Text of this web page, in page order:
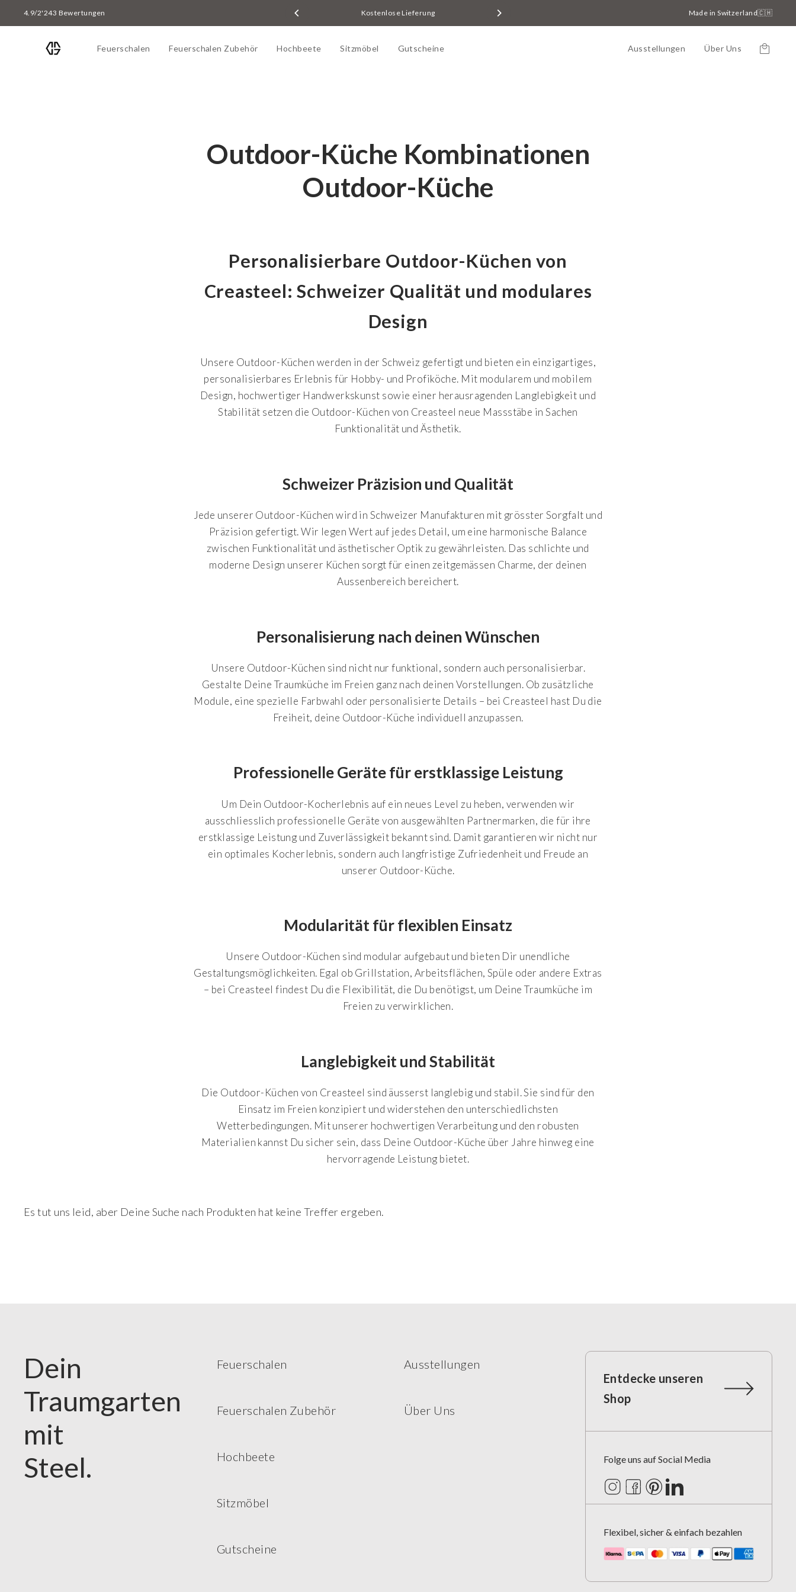
Direkt
zum
4.9/2'243 Bewertungen Kostenlose Lieferung Made in Switzerland🇨🇭
Feuerschalen Feuerschalen Zubehör Hochbeete Sitzmöbel Gutscheine Ausstellungen Über Uns
Outdoor-Küche Kombinationen
Outdoor-Küche
Personalisierbare Outdoor-Küchen von
Creasteel: Schweizer Qualität und modulares
Design
Unsere Outdoor-Küchen werden in der Schweiz gefertigt und bieten ein einzigartiges,
personalisierbares Erlebnis für Hobby- und Profiköche. Mit modularem und mobilem
Design, hochwertiger Handwerkskunst sowie einer herausragenden Langlebigkeit und
Stabilität setzen die Outdoor-Küchen von Creasteel neue Massstäbe in Sachen
Funktionalität und Ästhetik.
Schweizer Präzision und Qualität
Jede unserer Outdoor-Küchen wird in Schweizer Manufakturen mit grösster Sorgfalt und
Präzision gefertigt. Wir legen Wert auf jedes Detail, um eine harmonische Balance
zwischen Funktionalität und ästhetischer Optik zu gewährleisten. Das schlichte und
moderne Design unserer Küchen sorgt für einen zeitgemässen Charme, der deinen
Aussenbereich bereichert.
Personalisierung nach deinen Wünschen
Unsere Outdoor-Küchen sind nicht nur funktional, sondern auch personalisierbar.
Gestalte Deine Traumküche im Freien ganz nach deinen Vorstellungen. Ob zusätzliche
Module, eine spezielle Farbwahl oder personalisierte Details – bei Creasteel hast Du die
Freiheit, deine Outdoor-Küche individuell anzupassen.
Professionelle Geräte für erstklassige Leistung
Um Dein Outdoor-Kocherlebnis auf ein neues Level zu heben, verwenden wir
ausschliesslich professionelle Geräte von ausgewählten Partnermarken, die für ihre
erstklassige Leistung und Zuverlässigkeit bekannt sind. Damit garantieren wir nicht nur
ein optimales Kocherlebnis, sondern auch langfristige Zufriedenheit und Freude an
unserer Outdoor-Küche.
Modularität für flexiblen Einsatz
Unsere Outdoor-Küchen sind modular aufgebaut und bieten Dir unendliche
Gestaltungsmöglichkeiten. Egal ob Grillstation, Arbeitsflächen, Spüle oder andere Extras
– bei Creasteel findest Du die Flexibilität, die Du benötigst, um Deine Traumküche im
Freien zu verwirklichen.
Langlebigkeit und Stabilität
Die Outdoor-Küchen von Creasteel sind äusserst langlebig und stabil. Sie sind für den
Einsatz im Freien konzipiert und widerstehen den unterschiedlichsten
Wetterbedingungen. Mit unserer hochwertigen Verarbeitung und den robusten
Materialien kannst Du sicher sein, dass Deine Outdoor-Küche über Jahre hinweg eine
hervorragende Leistung bietet.
Es tut uns leid, aber Deine Suche nach Produkten hat keine Treffer ergeben.
Dein
Traumgarten
mit
Steel.
Feuerschalen
Feuerschalen Zubehör
Hochbeete
Sitzmöbel
Gutscheine
Ausstellungen
Über Uns
Entdecke unseren
Shop
Folge uns auf Social Media
InstagramFacebook
Pinterest
Flexibel, sicher & einfach bezahlen